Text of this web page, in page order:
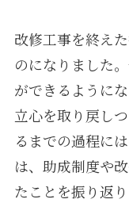
改修工事を終え
のになりました
ができるように
立心を取り戻し
るまでの過程に
は、助成制度や
たことを振り返